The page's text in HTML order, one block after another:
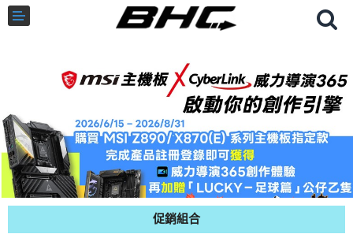
客訂商品
筆電
超值DIY主機
促銷組合